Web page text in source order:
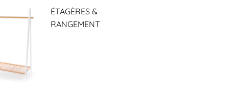
ÉTAGÈRES &
RANGEMENT